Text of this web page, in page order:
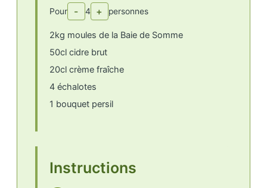
Pour - 4 + personnes
2kg moules de la Baie de Somme
50cl cidre brut
20cl crème fraîche
4 échalotes
1 bouquet persil
Instructions